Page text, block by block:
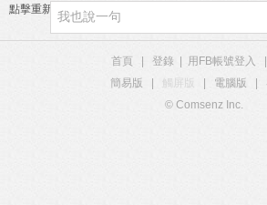
點擊重新加載
首頁 登錄 用FB帳號登入
簡易版
觸屏版 電腦版
© Comsenz Inc.